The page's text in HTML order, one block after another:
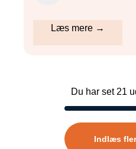
Læs mere →
Du har set 21
Indlæs